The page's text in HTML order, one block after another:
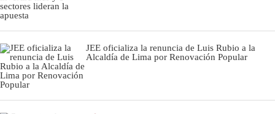
JEE oficializa la renuncia de Luis Rubio a la
Alcaldía de Lima por Renovación Popular